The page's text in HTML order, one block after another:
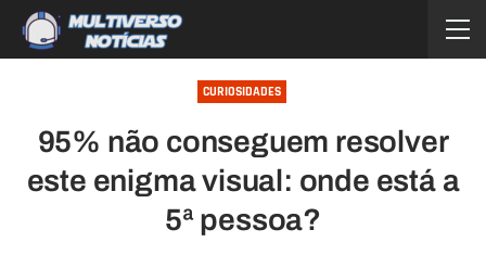
CURIOSIDADES
95% não conseguem resolver
este enigma visual: onde está a
5ª pessoa?